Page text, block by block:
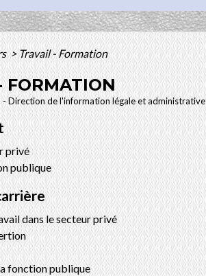
>Travail - Formation
FORMATION
Direction de l'information légale et
privé
publique
dans le secteur privé
fonction publique